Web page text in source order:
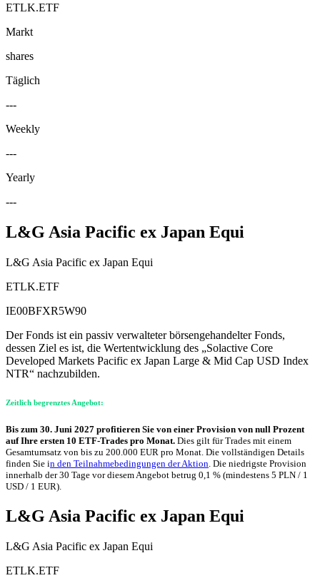
ETLK.ETF
Markt
shares
Täglich
---
Weekly
---
Yearly
---
L&G Asia Pacific ex Japan Equi
L&G Asia Pacific ex Japan Equi
ETLK.ETF
IE00BFXR5W90
Der Fonds ist ein passiv verwalteter börsengehandelter Fonds,
dessen Ziel es ist, die Wertentwicklung des „Solactive Core
Developed Markets Pacific ex Japan Large & Mid Cap USD Index
NTR“ nachzubilden.
Zeitlich begrenztes Angebot:
Bis zum 30. Juni 2027 profitieren Sie von einer Provision von null Prozent
auf Ihre ersten 10 ETF-Trades pro Monat. Dies gilt für Trades mit einem
Gesamtumsatz von bis zu 200.000 EUR pro Monat. Die vollständigen Details
finden Sie in den Teilnahmebedingungen der Aktion. Die niedrigste Provision
innerhalb der 30 Tage vor diesem Angebot betrug 0,1 % (mindestens 5 PLN / 1
USD / 1 EUR).
L&G Asia Pacific ex Japan Equi
L&G Asia Pacific ex Japan Equi
ETLK.ETF